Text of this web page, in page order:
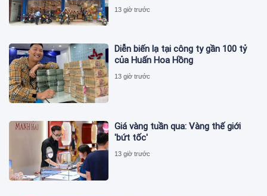
13 giờ trước
Diễn biến lạ tại công ty gần 100 tỷ
của Huấn Hoa Hồng
13 giờ trước
Giá vàng tuần qua: Vàng thế giới
'bứt tốc'
13 giờ trước